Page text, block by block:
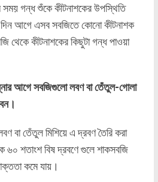
সময় গন্ধ শুঁকে কীটনাশকের উপস্থিতি
আগে এসব সবজিতে কোনো কীটনাশক
থেকে কীটনাশকের কিছুটা গন্ধ পাওয়া
আগে সবজিগুলো লবণ বা তেঁতুল-গোলা
বা তেঁতুল মিশিয়ে এ দ্রবণ তৈরি করা
৬০ শতাংশ বিষ দ্রবণে গুলে শাকসবজি
কমে যায়।